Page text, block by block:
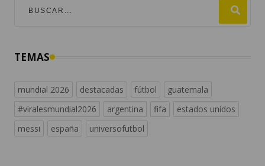
TEMAS
mundial 2026 destacadas fútbol
guatemala
#viralesmundial2026
argentina fifa
estados unidos
messi
españa universofutbol